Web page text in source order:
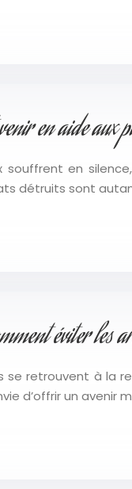
en aide aux
souffrent en
détruits sont
éviter les
retrouvent à la
d’offrir un avenir